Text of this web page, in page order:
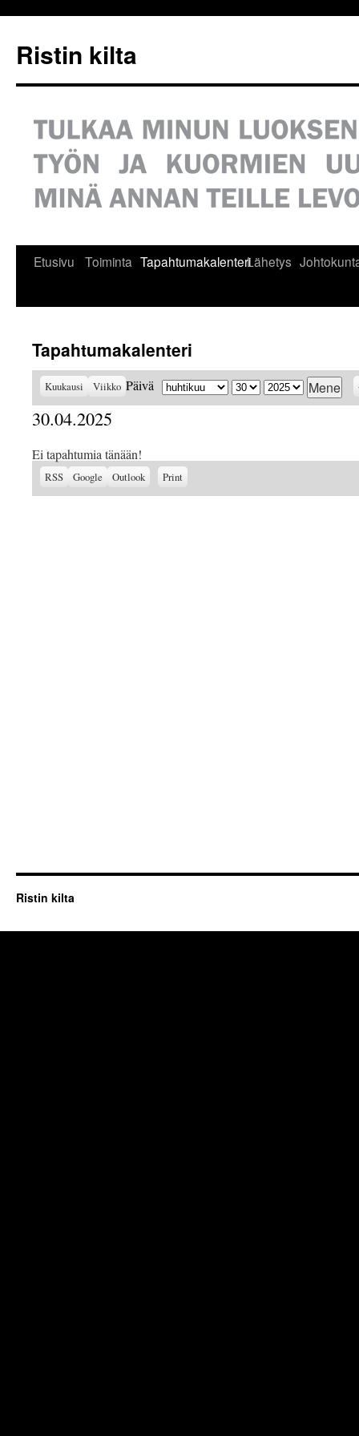
Ristin kilta
Etusivu Toiminta TapahtumakalenteriLähetys
Tapahtumakalenteri
Kuukausi Viikko Päivä Kuukausi PäiväVuosi
30.04.2025
Ei tapahtumia tänään!
RSS
Subscribe
Google
Subscribe
Outlook Print
Ristin kilta